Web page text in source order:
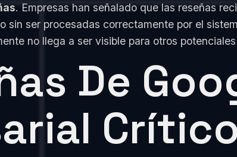
. Empresas han señalado que las reseñas
ser procesadas correctamente por el
no llega a ser visible para otros
De
Crítico